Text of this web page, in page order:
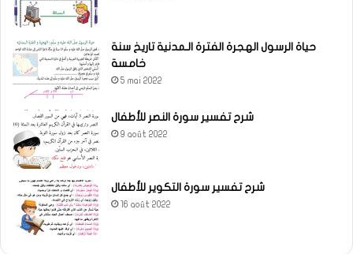
حياة الرسول الهجرة الفترة الـمدنية تاريخ سنة
خامسة
5 mai 2022
شرح تفسير سورة النصر للأطفال
9 août 2022
شرح تفسير سورة التكوير للأطفال
16 août 2022